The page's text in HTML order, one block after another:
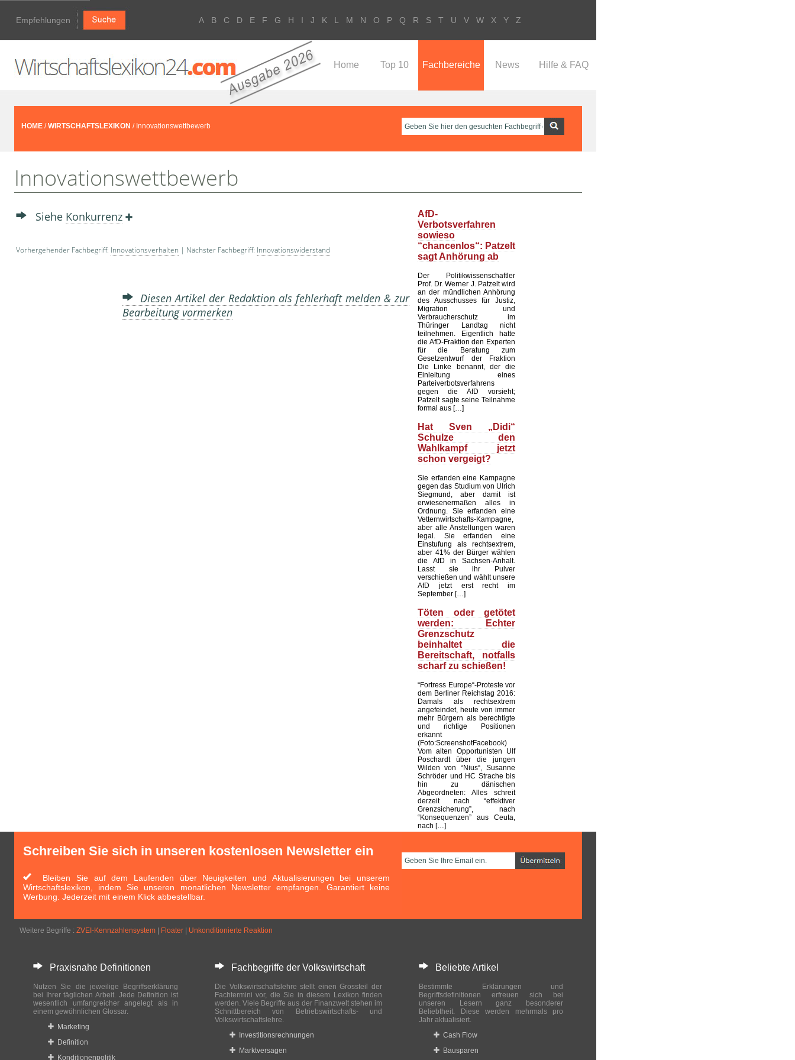
Empfehlungen A B C D E F G H I J K L M N O P Q R S T U V W X Y Z
Home Top 10 Fachbereiche News Hilfe & FAQ
HOME /WIRTSCHAFTSLEXIKON / Innovationswettbewerb
Innovationswettbewerb
Siehe Konkurrenz
Vorhergehender Fachbegriff: Innovationsverhalten | Nächster Fachbegriff: Innovationswiderstand
Diesen Artikel der Redaktion als fehlerhaft melden & zur
Bearbeitung vormerken
AfD-
Verbotsverfahren
sowieso
“chancenlos“: Patzelt
sagt Anhörung ab
Der Politikwissenschaftler
Prof. Dr. Werner J. Patzelt wird
an der mündlichen Anhörung
des Ausschusses für Justiz,
Migration und
Verbraucherschutz im
Thüringer Landtag nicht
teilnehmen. Eigentlich hatte
die AfD-Fraktion den Experten
für die Beratung zum
Gesetzentwurf der Fraktion
Die Linke benannt, der die
Einleitung eines
Parteiverbotsverfahrens
gegen die AfD vorsieht;
Patzelt sagte seine Teilnahme
formal aus […]
Hat Sven „Didi“
Schulze den
Wahlkampf jetzt
schon vergeigt?
Sie erfanden eine Kampagne
gegen das Studium von Ulrich
Siegmund, aber damit ist
erwiesenermaßen alles in
Ordnung. Sie erfanden eine
Vetternwirtschafts-Kampagne,
aber alle Anstellungen waren
legal. Sie erfanden eine
Einstufung als rechtsextrem,
aber 41% der Bürger wählen
die AfD in Sachsen-Anhalt.
Lasst sie ihr Pulver
verschießen und wählt unsere
AfD jetzt erst recht im
September […]
Töten oder getötet
werden: Echter
Grenzschutz
beinhaltet die
Bereitschaft, notfalls
scharf zu schießen!
“Fortress Europe“-Proteste vor
dem Berliner Reichstag 2016:
Damals als rechtsextrem
angefeindet, heute von immer
mehr Bürgern als berechtigte
und richtige Positionen
erkannt
(Foto:ScreenshotFacebook)
Vom alten Opportunisten Ulf
Poschardt über die jungen
Wilden von “Nius“, Susanne
Schröder und HC Strache bis
hin zu dänischen
Abgeordneten: Alles schreit
derzeit nach “effektiver
Grenzsicherung”, nach
“Konsequenzen” aus Ceuta,
nach […]
Schreiben Sie sich in unseren kostenlosen Newsletter ein
Bleiben Sie auf dem Laufenden über Neuigkeiten und Aktualisierungen bei unserem
Wirtschaftslexikon, indem Sie unseren monatlichen Newsletter empfangen. Garantiert keine
Werbung. Jederzeit mit einem Klick abbestellbar.
Weitere Begriffe : ZVEI-Kennzahlensystem Floater Unkonditionierte Reaktion
Praxisnahe Definitionen
Nutzen Sie die jeweilige Begriffserklärung
bei Ihrer täglichen Arbeit. Jede Definition ist
wesentlich umfangreicher angelegt als in
einem gewöhnlichen Glossar.
Marketing
Definition
Konditionenpolitik
Fachbegriffe der Volkswirtschaft
Die Volkswirtschaftslehre stellt einen Grossteil der
Fachtermini vor, die Sie in diesem Lexikon finden
werden. Viele Begriffe aus der Finanzwelt stehen im
Schnittbereich von Betriebswirtschafts- und
Volkswirtschaftslehre.
Investitionsrechnungen
Marktversagen
Beliebte Artikel
Bestimmte Erklärungen und
Begriffsdefinitionen erfreuen sich bei
unseren Lesern ganz besonderer
Beliebtheit. Diese werden mehrmals pro
Jahr aktualisiert.
Cash Flow
Bausparen